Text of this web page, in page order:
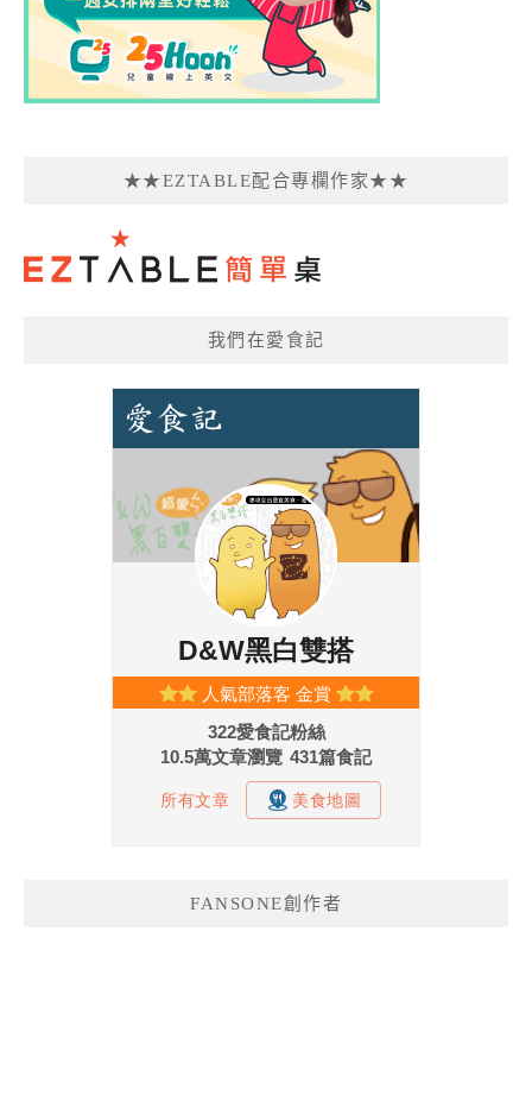
★★EZTABLE配合專欄作家★★
我們在愛食記
FANSONE創作者